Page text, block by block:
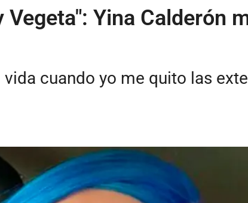
Vegeta": Yina Calderón
cuando yo me quito las